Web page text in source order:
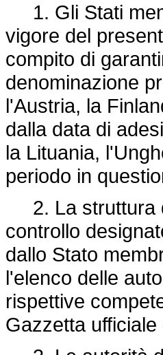
1. Gli Stati
vigore del
compito di
denominazione
l'Austria, la
dalla data di
la Lituania,
periodo in
2. La struttura
controllo
dallo Stato
l'elenco delle
rispettive
Gazzetta